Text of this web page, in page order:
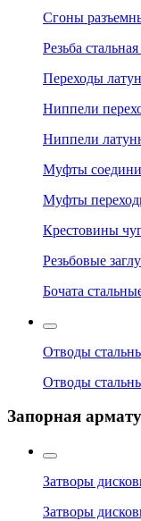
Сгоны
Резьба
Переходы
Ниппели
Ниппели
Муфты
Муфты
Крестовины
Резьбовые
Бочата
Отводы
Отводы
Запорная
Затворы
Затворы